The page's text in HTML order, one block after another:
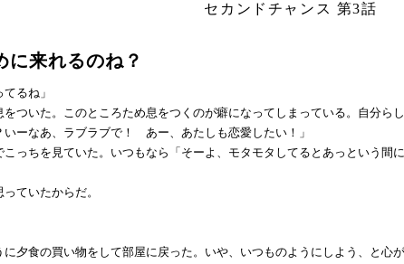
セカンドチャンス 第3話
来れるのね？
るね」
ついた。このところため息をつくのが癖になってしまっている。自分
いーなあ、ラブラブで！ あー、あたしも恋愛したい！」
っちを見ていた。いつもなら「そーよ、モタモタしてるとあっという
ていたからだ。
夕食の買い物をして部屋に戻った。いや、いつものようにしよう、と